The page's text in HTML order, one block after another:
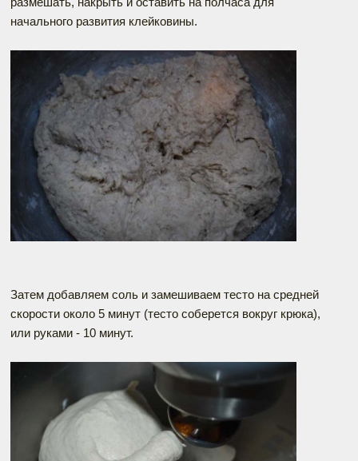
начального развития клейковины.
Затем добавляем соль и замешиваем тесто на средней
скорости около 5 минут (тесто соберется вокруг крюка),
или руками - 10 минут.